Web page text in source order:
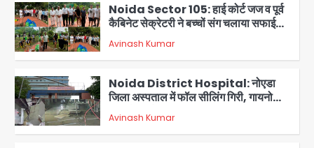
2
Noida Sector 105: हाई कोर्ट जज व पूर्व
कैबिनेट सेक्रेटरी ने बच्चों संग चलाया सफाई
अभियान, 160 किलो कूड़ा हटाया
Avinash Kumar
3
Noida District Hospital: नोएडा
जिला अस्पताल में फॉल सीलिंग गिरी, गायनो
OT गैलरी में बड़ा हादसा टला; मरीजों की सुरक्षा
पर उठे सवाल
Avinash Kumar